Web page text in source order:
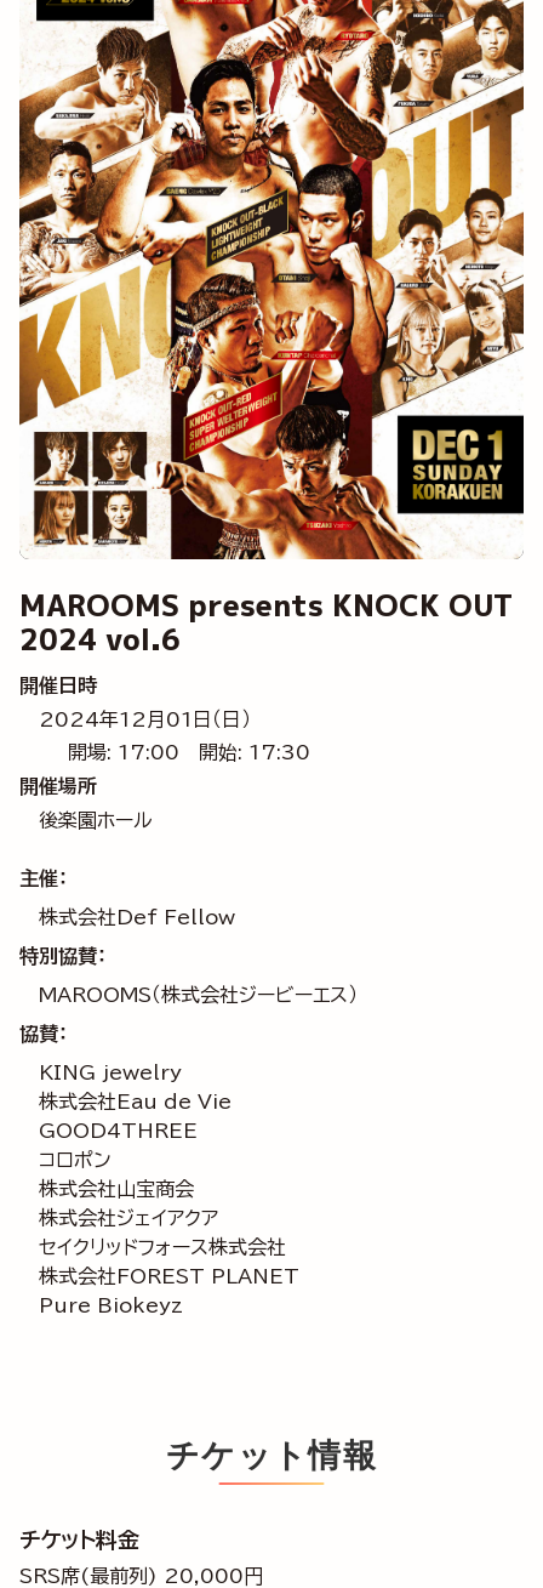
MAROOMS presents KNOCK OUT
2024 vol.6
開催日時
2024年12月01日（日）
開場: 17:00
開始: 17:30
開催場所
後楽園ホール
主催：
株式会社Def Fellow
特別協賛：
MAROOMS（株式会社ジービーエス）
協賛：
KING jewelry
株式会社Eau de Vie
GOOD4THREE
コロポン
株式会社山宝商会
株式会社ジェイアクア
セイクリッドフォース株式会社
株式会社FOREST PLANET
Pure Biokeyz
チケット情報
チケット料金
SRS席(最前列) 20,000円